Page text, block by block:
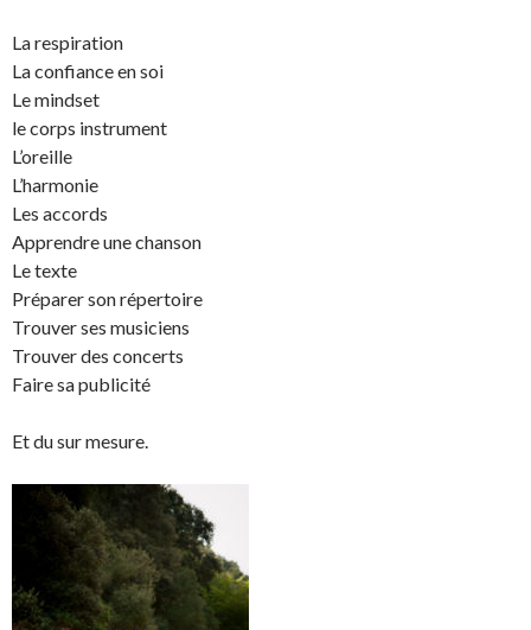
La respiration
La confiance en soi
Le mindset
le corps instrument
L’oreille
L’harmonie
Les accords
Apprendre une chanson
Le texte
Préparer son répertoire
Trouver ses musiciens
Trouver des concerts
Faire sa publicité
Et du sur mesure.